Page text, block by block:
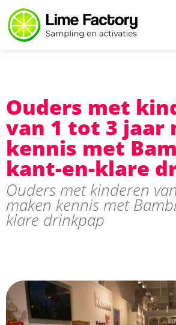
Ouders met
van 1 tot 3 jaar
kennis met
kant-en-klare
Ouders met kinderen
maken kennis met
klare drinkpap